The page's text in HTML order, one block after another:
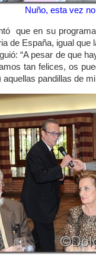
Nuño, esta vez
que en su
de España, igual
“A pesar de que
tan felices, os
pandillas de mi